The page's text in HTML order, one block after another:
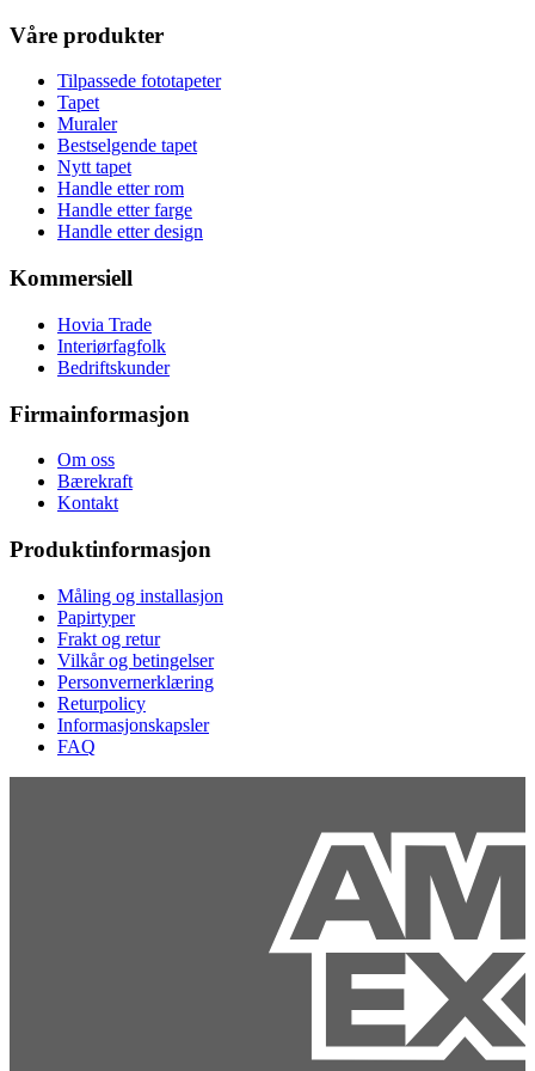
Våre produkter
Tilpassede fototapeter
Tapet
Muraler
Bestselgende tapet
Nytt tapet
Handle etter rom
Handle etter farge
Handle etter design
Kommersiell
Hovia Trade
Interiørfagfolk
Bedriftskunder
Firmainformasjon
Om oss
Bærekraft
Kontakt
Produktinformasjon
Måling og installasjon
Papirtyper
Frakt og retur
Vilkår og betingelser
Personvernerklæring
Returpolicy
Informasjonskapsler
FAQ